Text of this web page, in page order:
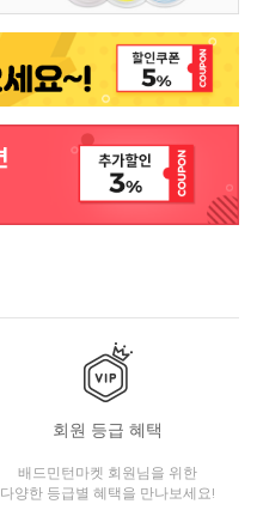
회원 등급 혜택
배드민턴마켓 회원님을 위한
다양한 등급별 혜택을 만나보세요!